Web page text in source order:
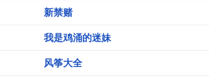
新禁赌
我是鸡涌的迷妹
风筝大全